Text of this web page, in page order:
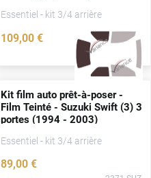
Essentiel - kit 3/4 arrière
109,00 €
Kit film auto prêt-à-poser -
Film Teinté - Suzuki Swift (3) 3
portes (1994 - 2003)
Essentiel - kit 3/4 arrière
89,00 €